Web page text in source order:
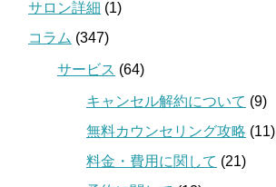
サロン詳細 (1)
コラム (347)
サービス (64)
キャンセル解約について (9)
無料カウンセリング攻略 (11)
料金・費用に関して (21)